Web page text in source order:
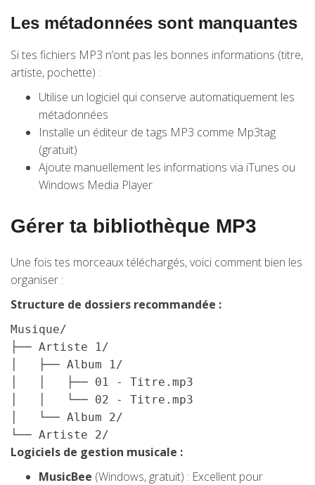
Les métadonnées sont manquantes
Si tes fichiers MP3 n’ont pas les bonnes informations (titre,
artiste, pochette) :
Utilise un logiciel qui conserve automatiquement les
métadonnées
Installe un éditeur de tags MP3 comme Mp3tag
(gratuit)
Ajoute manuellement les informations via iTunes ou
Windows Media Player
Gérer ta bibliothèque MP3
Une fois tes morceaux téléchargés, voici comment bien les
organiser :
Structure de dossiers recommandée :
Musique/
├── Artiste 1/
│   ├── Album 1/
│   │   ├── 01 - Titre.mp3
│   │   └── 02 - Titre.mp3
│   └── Album 2/
└── Artiste 2/
Logiciels de gestion musicale :
MusicBee (Windows, gratuit) : Excellent pour